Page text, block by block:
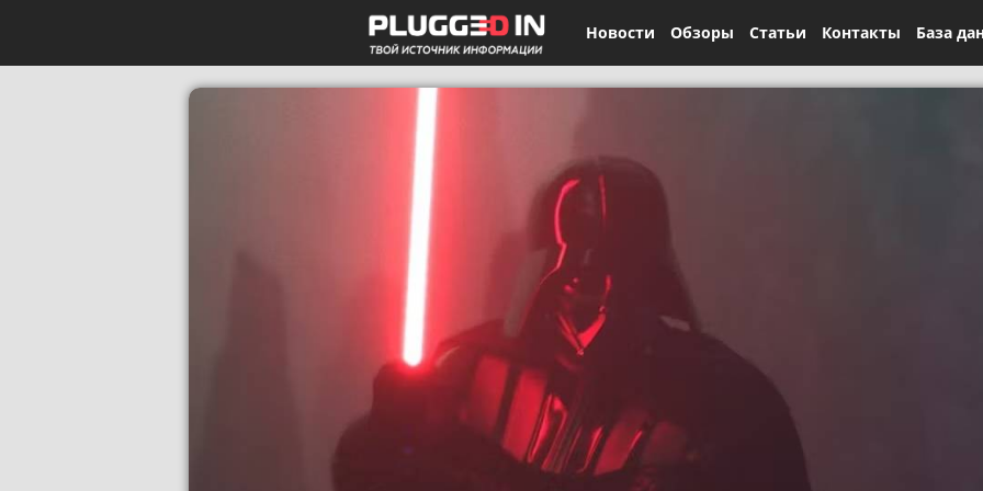
Новости Обзоры Статьи Контакты База